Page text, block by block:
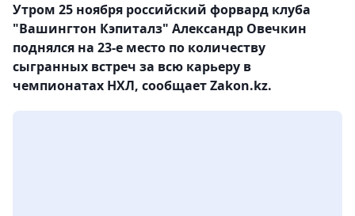
Утром 25 ноября российский форвард клуба
"Вашингтон Кэпиталз" Александр Овечкин
поднялся на 23-е место по количеству
сыгранных встреч за всю карьеру в
чемпионатах НХЛ, сообщает Zakon.kz.